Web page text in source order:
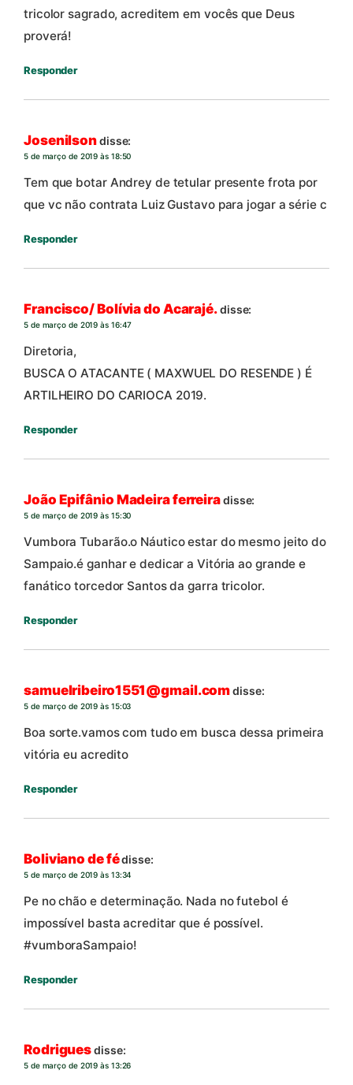
tricolor sagrado, acreditem em vocês que Deus
proverá!
Responder
Josenilsondisse:
5 de março de 2019 às 18:50
Tem que botar Andrey de tetular presente frota por
que vc não contrata Luiz Gustavo para jogar a série c
Responder
Francisco/ Bolívia do Acarajé.disse:
5 de março de 2019 às 16:47
Diretoria,
BUSCA O ATACANTE ( MAXWUEL DO RESENDE ) É
ARTILHEIRO DO CARIOCA 2019.
Responder
João Epifânio Madeira ferreiradisse:
5 de março de 2019 às 15:30
Vumbora Tubarão.o Náutico estar do mesmo jeito do
Sampaio.é ganhar e dedicar a Vitória ao grande e
fanático torcedor Santos da garra tricolor.
Responder
samuelribeiro1551@gmail.comdisse:
5 de março de 2019 às 15:03
Boa sorte.vamos com tudo em busca dessa primeira
vitória eu acredito
Responder
Boliviano de fédisse:
5 de março de 2019 às 13:34
Pe no chão e determinação. Nada no futebol é
impossível basta acreditar que é possível.
#vumboraSampaio!
Responder
Rodriguesdisse:
5 de março de 2019 às 13:26